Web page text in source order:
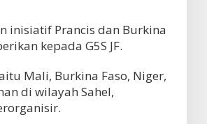
inisiatif Prancis dan Burkina
kepada G5S JF.
Mali, Burkina Faso, Niger,
di wilayah Sahel,